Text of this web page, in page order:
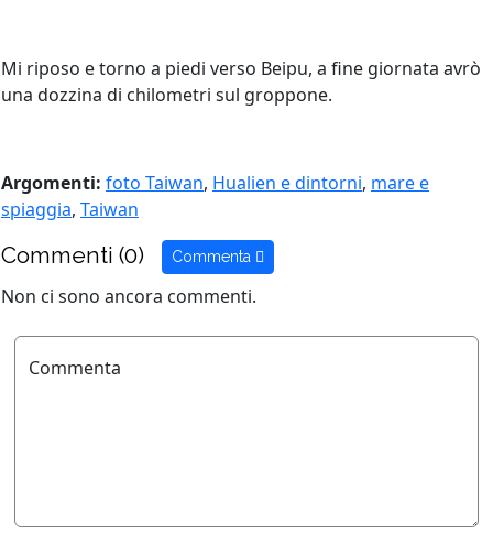
Mi riposo e torno a piedi verso Beipu, a fine giornata avrò
una dozzina di chilometri sul groppone.
Argomenti: foto Taiwan, Hualien e dintorni, mare e
spiaggia, Taiwan
Commenti (0) Commenta
Non ci sono ancora commenti.
Commenta